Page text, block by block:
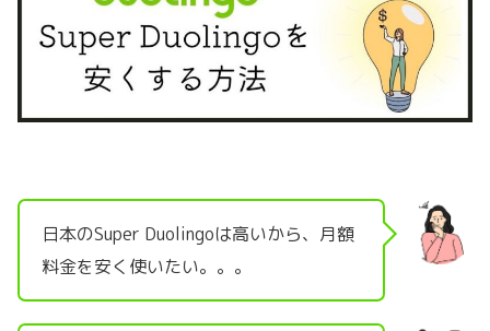
日本のSuper Duolingoは高いから、月額
料金を安く使いたい。。。